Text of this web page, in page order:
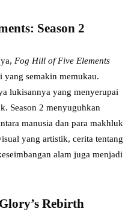
Season 2
Fog Hill of Five Elements
yang semakin memukau.
lukisannya yang menyerupai
Season 2 menyuguhkan
manusia dan para makhluk
yang artistik, cerita tentang
alam juga menjadi
Rebirth